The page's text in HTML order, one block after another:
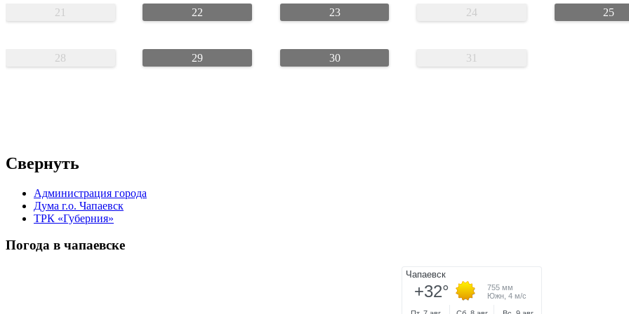
21 22 23 24 25
28 29 30 31
Свернуть
Администрация города
Дума г.о. Чапаевск
ТРК «Губерния»
Погода в чапаевске